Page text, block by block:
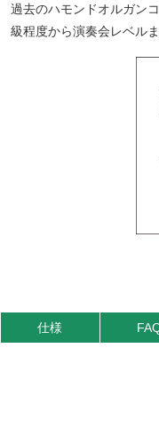
過去のハモンドオルガン
級程度から演奏会レベル
仕様